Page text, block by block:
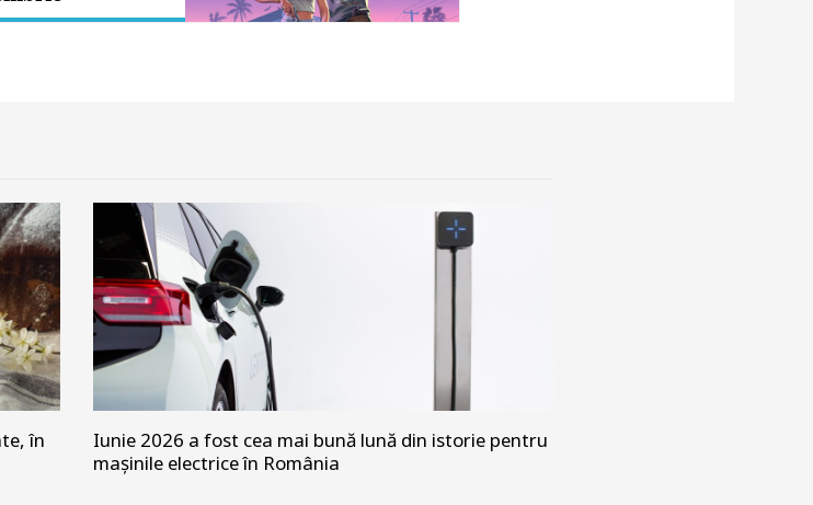
în
Iunie 2026 a fost cea mai bună lună din istorie pentru
mașinile electrice în România